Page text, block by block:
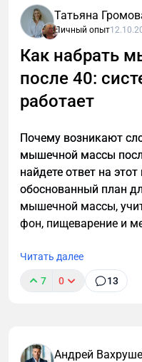
После 40 лет
подход к похудению.
возрастные
научно обоснованной
питания для мужчин.
Татьяна
Личный опыт
Как набрать
после 40:
работает
Почему возникают
мышечной массы
найдете ответ на
обоснованный план
мышечной массы,
фон, пищеварение и
Читать далее
7 0 13
Андрей